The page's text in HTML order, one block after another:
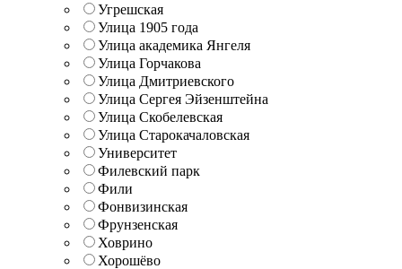
Угрешская
Улица 1905 года
Улица академика Янгеля
Улица Горчакова
Улица Дмитриевского
Улица Сергея Эйзенштейна
Улица Скобелевская
Улица Старокачаловская
Университет
Филевский парк
Фили
Фонвизинская
Фрунзенская
Ховрино
Хорошёво